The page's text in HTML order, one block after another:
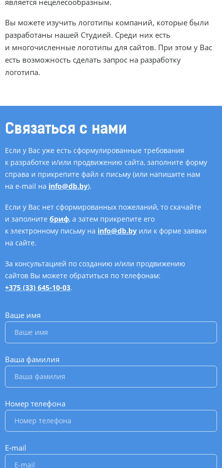
Вы можете изучить логотипы компаний, которые были
разработаны нашей Студией. Среди них есть
и многочисленные логотипы для сайтов. При этом у Вас
есть возможность сделать запрос на разработку
логотипа.
Связаться с нами
Если у Вас уже есть сформулированные требования
к разработке и/или продвижению сайта, заполните форму
справа и прикрепите файл к письму (или напишите нам
на e-mail на info@db.by).
Если у Вас нет сформированных пожеланий, то скачайте
и заполните бриф, а затем прикрепите его
к электронному письму на info@db.by или к форме заявки
на сайте.
За консультацией по созданию и/или продвижению
сайтов Вы можете обратиться по телефонам:
+375 (33) 645-10-03.
Ваше имя
Ваша фамилия
Номер телефона
E-mail